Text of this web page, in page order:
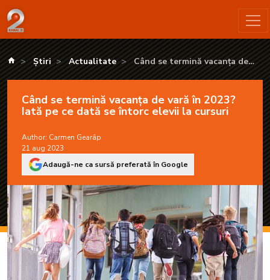
Când se termină vacanța de vară în 2023? Iată pe ce dată se
kanald.ro
Știri Actualitate
Când se termină vacanța de
Când se termină vacanța de vară în 2023?
Iată pe ce dată se întorc elevii la cursuri
Author: Carmen Gearâp
21 aug 2023
Adaugă-ne ca sursă preferată în Google